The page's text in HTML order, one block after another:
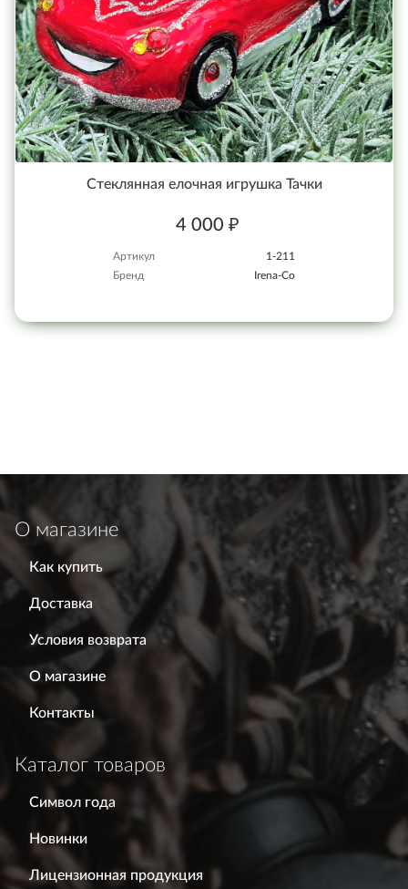
Стеклянная елочная игрушка Тачки
4 000 ₽
Артикул
1-211
Бренд
Irena-Co
О магазине
Как купить
Доставка
Условия возврата
О магазине
Контакты
Каталог товаров
Символ года
Новинки
Лицензионная продукция